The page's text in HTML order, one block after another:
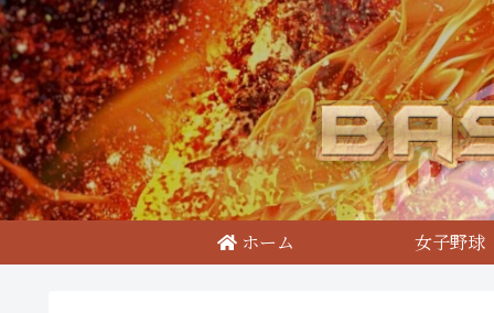
ホーム 女子野球